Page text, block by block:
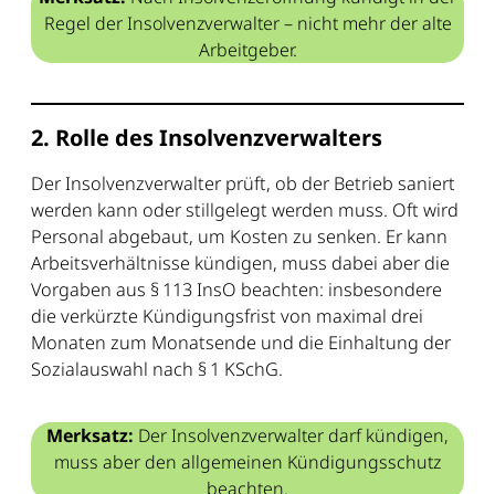
Regel der Insolvenzverwalter – nicht mehr der alte
Arbeitgeber.
2. Rolle des Insolvenzverwalters
Der Insolvenzverwalter prüft, ob der Betrieb saniert
werden kann oder stillgelegt werden muss. Oft wird
Personal abgebaut, um Kosten zu senken. Er kann
Arbeitsverhältnisse kündigen, muss dabei aber die
Vorgaben aus § 113 InsO beachten: insbesondere
die verkürzte Kündigungsfrist von maximal drei
Monaten zum Monatsende und die Einhaltung der
Sozialauswahl nach § 1 KSchG.
Merksatz: Der Insolvenzverwalter darf kündigen,
muss aber den allgemeinen Kündigungsschutz
beachten.